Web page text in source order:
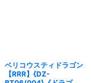
ベリコウスティドラゴン
【RRR】{DZ-